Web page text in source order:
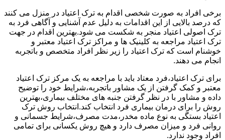
برخی افراد به صورت شخصی اقدام به ترک اعتیاد در منزل می کنند
که درصد بالایی از این اقدامات به دلیل عدم آشنایی و آگاهی فرد به
ترک اصولی اعتیاد منجر به شکست می شود.بهترین اقدام در جهت
ترک اعتیاد مراجعه به کلینیک ها و مراکز ترک اعتیاد معتبر و
خوشنام است که ترک اعتیاد را زیر نظر افراد متخصص و باتجربه
انجام می دهند.
برای ترک اعتیاد،فرد معتاد باید با مراجعه به یک مرکز ترک اعتیاد
معتبر و کمک گرفتن از یک مشاور باتجربه،شرایط خود را توضیح
داده و مشاور با در نظر گرفتن جنبه های مختلف بیماری،بهترین
روش را برای درمان بیماری فرد انتخاب کند.انتخاب روش ترک
اعتیاد بستگی به نوع ماده مخدر،مدت مصرف،شرایط جسمانی و
روانی فرد و میزان مصرف دارد و هیچ روش یکسانی برای تمامی
افراد وجود ندارد.